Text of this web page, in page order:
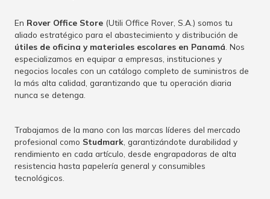
En Rover Office Store (Utili Office Rover, S.A.) somos tu
aliado estratégico para el abastecimiento y distribución de
útiles de oficina y materiales escolares en Panamá . Nos
especializamos en equipar a empresas, instituciones y
negocios locales con un catálogo completo de suministros de
la más alta calidad, garantizando que tu operación diaria
nunca se detenga.
Trabajamos de la mano con las marcas líderes del mercado
profesional como Studmark , garantizándote durabilidad y
rendimiento en cada artículo, desde engrapadoras de alta
resistencia hasta papelería general y consumibles
tecnológicos.